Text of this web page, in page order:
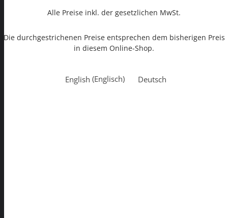
Alle Preise inkl. der gesetzlichen MwSt.
Die durchgestrichenen Preise entsprechen dem bisherigen Preis
in diesem Online-Shop.
English (Englisch) Deutsch